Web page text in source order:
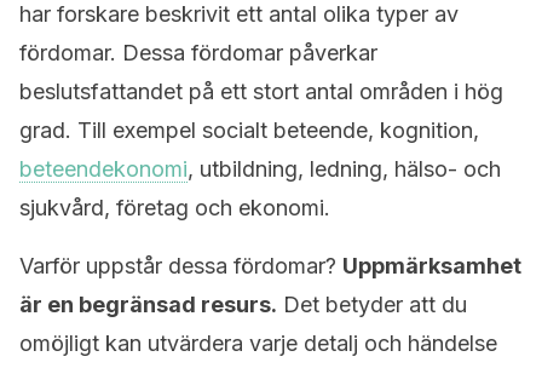
har forskare beskrivit ett antal olika typer av
fördomar. Dessa fördomar påverkar
beslutsfattandet på ett stort antal områden i hög
grad. Till exempel socialt beteende, kognition,
beteendekonomi, utbildning, ledning, hälso- och
sjukvård, företag och ekonomi.
Varför uppstår dessa fördomar? Uppmärksamhet
är en begränsad resurs. Det betyder att du
omöjligt kan utvärdera varje detalj och händelse